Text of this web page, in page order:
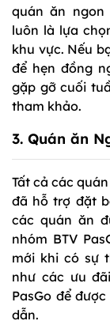
quán ăn ngon
luôn là lựa
khu vực. Nếu
để hẹn đồng
gặp gỡ cuối
tham khảo.
3. Quán ăn
Tất cả các
đã hỗ trợ đặt
các quán ăn
nhóm BTV
mới khi có sự
như các ưu
PasGo để
dẫn.